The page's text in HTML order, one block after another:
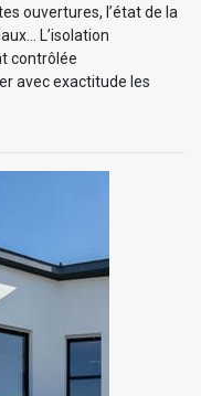
ouvertures, l’état de la
L’isolation
contrôlée
avec exactitude les